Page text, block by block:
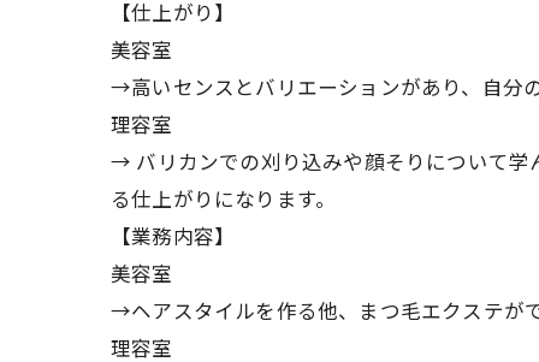
【仕上がり】
美容室
→高いセンスとバリエーションがあり、自分
理容室
→ バリカンでの刈り込みや顔そりについて学
る仕上がりになります。
【業務内容】
美容室
→ヘアスタイルを作る他、まつ毛エクステが
理容室